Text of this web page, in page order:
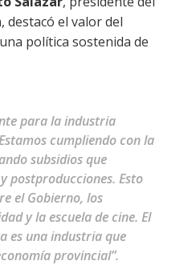
destacó el valor del
política sostenida de
para la industria
cumpliendo con la
subsidios que
postproducciones. Esto
el Gobierno, los
y la escuela de cine. El
es una industria que
provincial”.